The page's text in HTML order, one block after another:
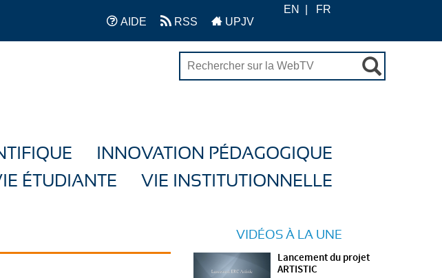
AIDE RSS UPJV
EN FR
INNOVATION PÉDAGOGIQUE
ÉTUDIANTE VIE INSTITUTIONNELLE
VIDÉOS À LA UNE
Lancement du projet
ARTISTIC